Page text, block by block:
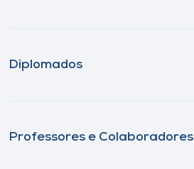
Diplomados
Professores e Colaboradores